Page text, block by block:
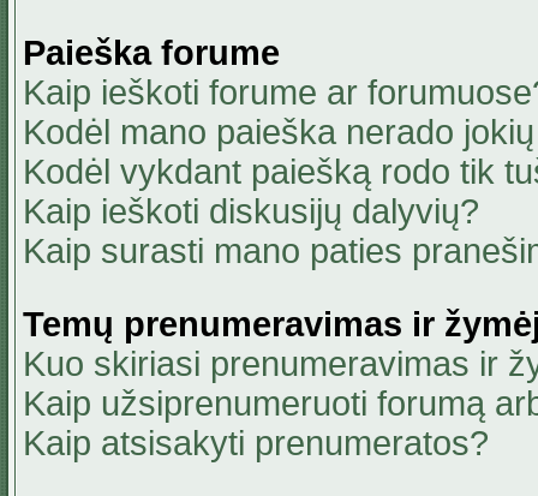
Paieška forume
Kaip ieškoti forume ar
Kodėl mano paieška nerado
Kodėl vykdant paiešką rodo tik
Kaip ieškoti diskusijų dalyvių?
Kaip surasti mano paties
Temų prenumeravimas ir
Kuo skiriasi prenumeravimas ir
Kaip užsiprenumeruoti forumą
Kaip atsisakyti prenumeratos?